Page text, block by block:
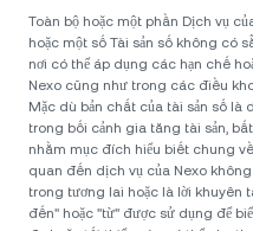
Toàn bộ hoặc một phần Dịch vụ
hoặc một số Tài sản số không có
nơi có thể áp dụng các hạn chế
Nexo cũng như trong các điều
Mặc dù bản chất của tài sản số là
trong bối cảnh gia tăng tài sản,
nhằm mục đích hiểu biết chung
quan đến dịch vụ của Nexo
trong tương lai hoặc là lời khuyên
đến" hoặc "từ" được sử dụng để